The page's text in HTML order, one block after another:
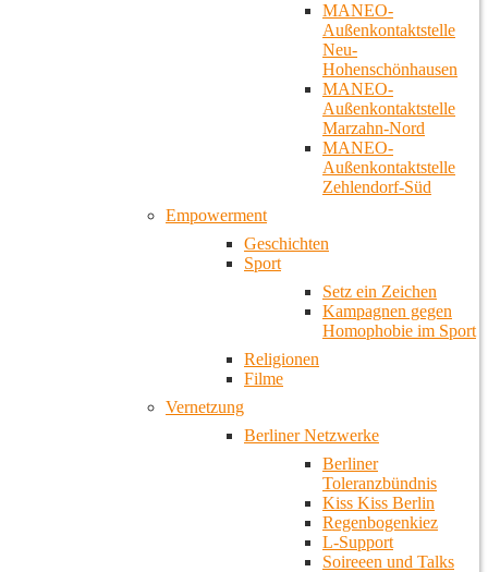
MANEO-
Außenkontaktstelle
Neu-
Hohenschönhausen
MANEO-
Außenkontaktstelle
Marzahn-Nord
MANEO-
Außenkontaktstelle
Zehlendorf-Süd
Empowerment
Geschichten
Sport
Setz ein Zeichen
Kampagnen gegen
Homophobie im Sport
Religionen
Filme
Vernetzung
Berliner Netzwerke
Berliner
Toleranzbündnis
Kiss Kiss Berlin
Regenbogenkiez
L-Support
Soireeen und Talks